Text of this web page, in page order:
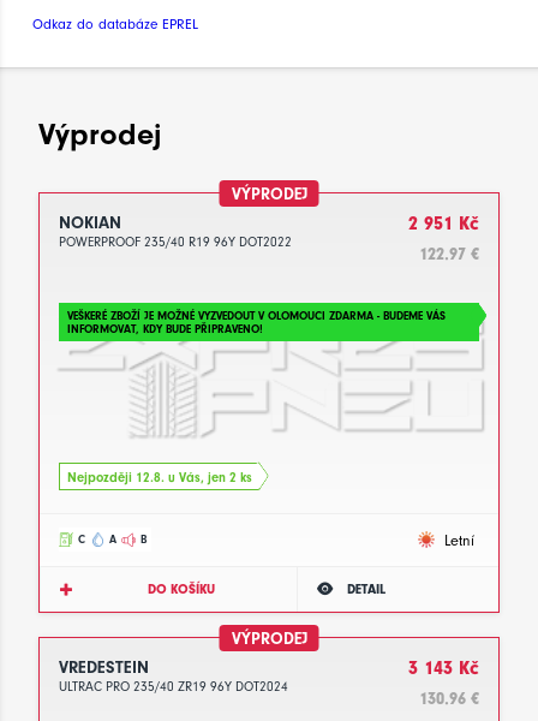
Odkaz do databáze EPREL
Výprodej
VÝPRODEJ
NOKIAN
POWERPROOF 235/40 R19 96Y DOT2022
2 951 Kč
122.97 €
VEŠKERÉ ZBOŽÍ JE MOŽNÉ VYZVEDOUT V OLOMOUCI ZDARMA - BUDEME VÁS
INFORMOVAT, KDY BUDE PŘIPRAVENO!
Nejpozději 12.8. u Vás, jen 2 ks
C A B Letní
DO KOŠÍKU DETAIL
VÝPRODEJ
VREDESTEIN
ULTRAC PRO 235/40 ZR19 96Y DOT2024
3 143 Kč
130.96 €